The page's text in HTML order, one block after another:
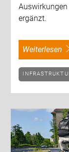
ergänzt.
weiterlesen